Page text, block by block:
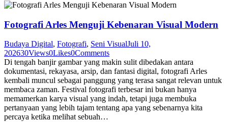
Fotografi Arles Menguji Kebenaran Visual Modern
Budaya Digital, Fotografi, Seni VisualJuli 10,
202630Views0Likes0Comments
Di tengah banjir gambar yang makin sulit dibedakan antara
dokumentasi, rekayasa, arsip, dan fantasi digital, fotografi Arles
kembali muncul sebagai panggung yang terasa sangat relevan untuk
membaca zaman. Festival fotografi terbesar ini bukan hanya
memamerkan karya visual yang indah, tetapi juga membuka
pertanyaan yang lebih tajam tentang apa yang sebenarnya kita
percaya ketika melihat sebuah…